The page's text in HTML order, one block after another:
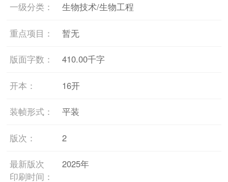
一级分类： 生物技术/生物工程
重点项目： 暂无
版面字数： 410.00千字
开本： 16开
装帧形式： 平装
版次： 2
最新版次
印刷时间：
2025年